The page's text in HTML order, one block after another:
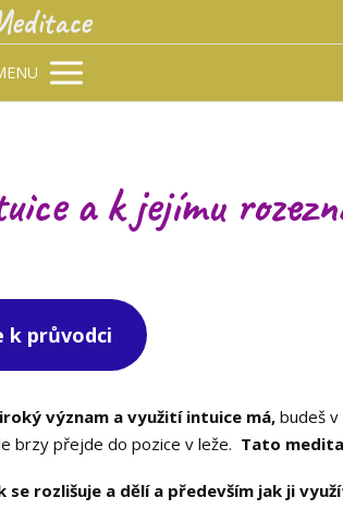
a k jejímu
k průvodci
význam a využití intuice má, budeš
brzy přejde do pozice v leže. Tato
rozlišuje a dělí a především jak ji